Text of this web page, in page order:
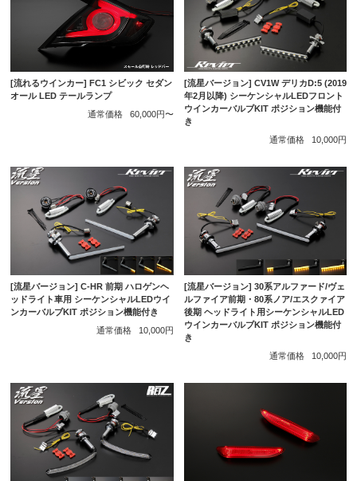
[流れるウインカー] FC1 シビック セダン
オール LED テールランプ
通常価格
60,000円〜
[流星バージョン] CV1W デリカD:5 (2019
年2月以降) シーケンシャルLEDフロント
ウインカーバルブKIT ポジション機能付
き
通常価格
10,000円
[流星バージョン] C-HR 前期 ハロゲンヘ
ッドライト車用 シーケンシャルLEDウイ
ンカーバルブKIT ポジション機能付き
通常価格
10,000円
[流星バージョン] 30系アルファード/ヴェ
ルファイア前期・80系ノア/エスクァイア
後期 ヘッドライト用シーケンシャルLED
ウインカーバルブKIT ポジション機能付
き
通常価格
10,000円